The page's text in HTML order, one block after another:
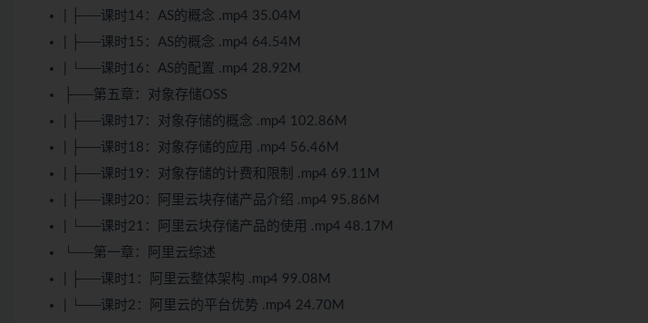
| ├──课时14：AS的概念 .mp4 35.04M
| ├──课时15：AS的概念 .mp4 64.54M
| └──课时16：AS的配置 .mp4 28.92M
├──第五章：对象存储OSS
| ├──课时17：对象存储的概念 .mp4 102.86M
| ├──课时18：对象存储的应用 .mp4 56.46M
| ├──课时19：对象存储的计费和限制 .mp4 69.11M
| ├──课时20：阿里云块存储产品介绍 .mp4 95.86M
| └──课时21：阿里云块存储产品的使用 .mp4 48.17M
└──第一章：阿里云综述
| ├──课时1：阿里云整体架构 .mp4 99.08M
| └──课时2：阿里云的平台优势 .mp4 24.70M